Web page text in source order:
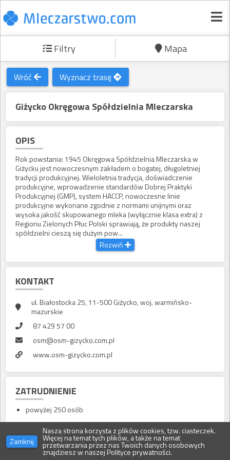
Filtry Mapa
Wróć Wyznacz trasę
Giżycko Okręgowa Spółdzielnia Mleczarska
OPIS
Rok powstania: 1945 Okręgowa Spółdzielnia Mleczarska w
Giżycku jest nowoczesnym zakładem o bogatej, długoletniej
tradycji produkcyjnej. Wieloletnia tradycja, doświadczenie
produkcyjne, wprowadzenie standardów Dobrej Praktyki
Produkcyjnej (GMP), system HACCP, nowoczesne linie
produkcyjne wykonane zgodnie z normami unijnymi oraz
wysoka jakość skupowanego mleka (wyłącznie klasa extra) z
Regionu Zielonych Płuc Polski sprawiają, że produkty naszej
spółdzielni cieszą się dużym pow...
Rozwiń
KONTAKT
ul. Białostocka 25, 11-500 Giżycko, woj. warmińsko-
mazurskie
87 429 57 00
osm@osm-gizycko.com.pl
www.osm-gizycko.com.pl
ZATRUDNIENIE
powyżej 250 osób
PROFIL DZIAŁALNOŚCI
Zamknij
Nasza strona korzysta z plików cookies, tzw. ciasteczek.
Więcej na temat tych plików, a także na temat
przetwarzania przez nas Twoich danych osobowych
znajdziesz w naszej Polityce prywatności.